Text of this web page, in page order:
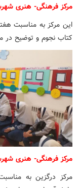
مرکز فرهنگی- هنری
کتاب نجوم و توضیح در
مرکز فرهنگی- هنری